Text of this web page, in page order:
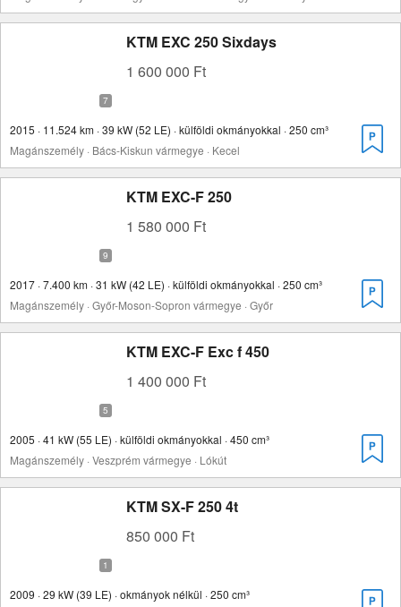
KTM EXC 250 Sixdays
1 600 000 Ft
2015 · 11.524 km · 39 kW (52 LE) · külföldi okmányokkal · 250 cm³
Magánszemély · Bács-Kiskun vármegye · Kecel
KTM EXC-F 250
1 580 000 Ft
2017 · 7.400 km · 31 kW (42 LE) · külföldi okmányokkal · 250 cm³
Magánszemély · Győr-Moson-Sopron vármegye · Győr
KTM EXC-F Exc f 450
1 400 000 Ft
2005 · 41 kW (55 LE) · külföldi okmányokkal · 450 cm³
Magánszemély · Veszprém vármegye · Lókút
KTM SX-F 250 4t
850 000 Ft
2009 · 29 kW (39 LE) · okmányok nélkül · 250 cm³